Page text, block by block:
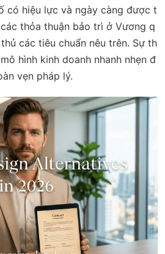
có hiệu lực và ngày càng được t
thỏa thuận bảo trì ở Vương q
các tiêu chuẩn nêu trên. Sự th
hình kinh doanh nhanh nhẹn đ
vẹn pháp lý.